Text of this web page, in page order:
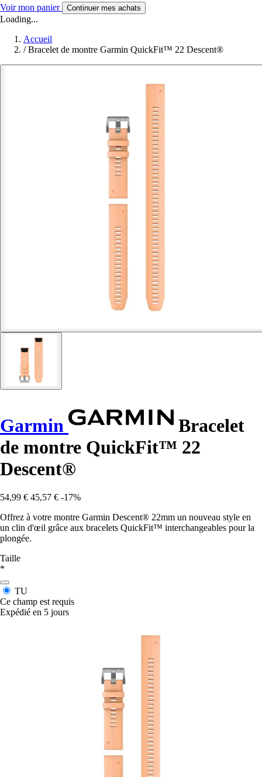
Voir mon panier Continuer mes achats
Loading...
Accueil
/ Bracelet de montre Garmin QuickFit™ 22 Descent®
Garmin
Bracelet
de montre QuickFit™ 22
Descent®
54,99 € 45,57 € -17%
Offrez à votre montre Garmin Descent® 22mm un nouveau style en
un clin d'œil grâce aux bracelets QuickFit™ interchangeables pour la
plongée.
Taille
*
TU
Ce champ est requis
Expédié en 5 jours